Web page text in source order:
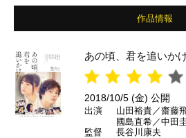
作品情報
あの頃、君を追いか
2018/10/5 (金) 公開
出演
山田裕貴／齋藤
國島直希／中田
監督
長谷川康夫